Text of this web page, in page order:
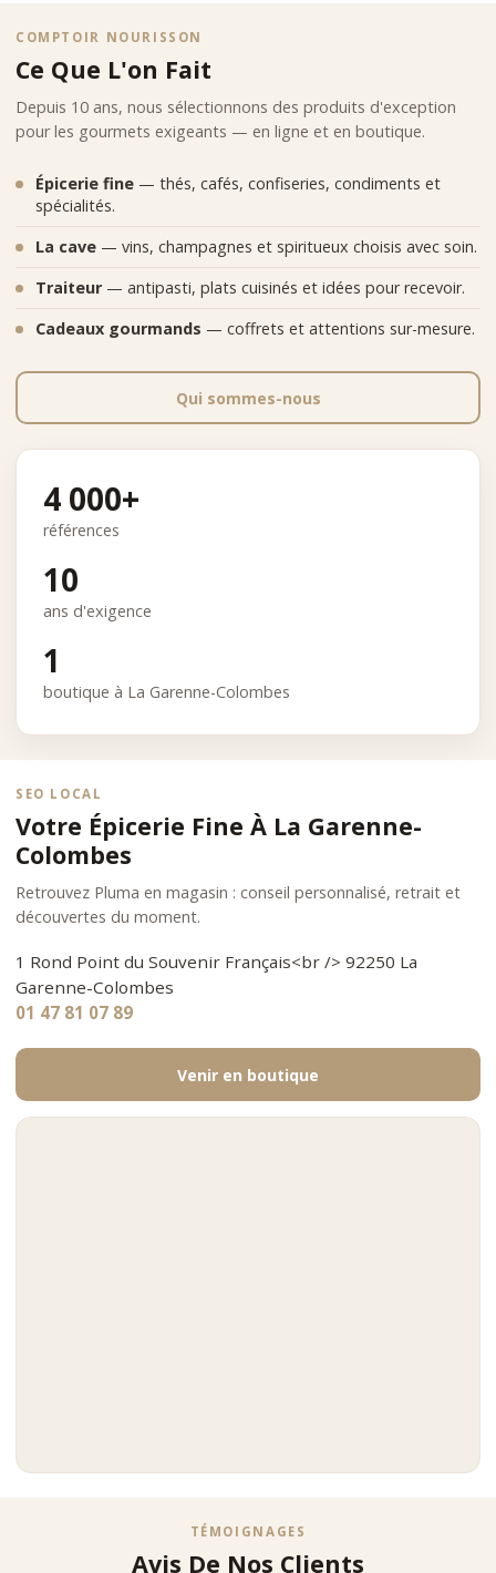
COMPTOIR NOURISSON
Ce Que L'on Fait
Depuis 10 ans, nous sélectionnons des produits d'exception
pour les gourmets exigeants — en ligne et en boutique.
Épicerie fine — thés, cafés, confiseries, condiments et
spécialités.
La cave — vins, champagnes et spiritueux choisis avec soin.
Traiteur — antipasti, plats cuisinés et idées pour recevoir.
Cadeaux gourmands — coffrets et attentions sur-mesure.
Qui sommes-nous
4 000+
références
10
ans d'exigence
1
boutique à La Garenne-Colombes
SEO LOCAL
Votre Épicerie Fine À La Garenne-
Colombes
Retrouvez Pluma en magasin : conseil personnalisé, retrait et
découvertes du moment.
1 Rond Point du Souvenir Français<br /> 92250 La
Garenne-Colombes
01 47 81 07 89
Venir en boutique
TÉMOIGNAGES
Avis De Nos Clients